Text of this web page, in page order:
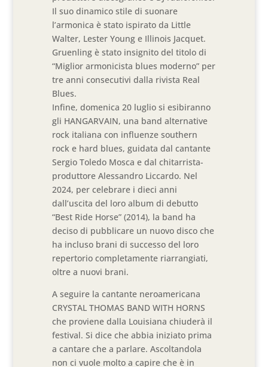
Il suo dinamico stile di suonare
l’armonica è stato ispirato da Little
Walter, Lester Young e Illinois Jacquet.
Gruenling è stato insignito del titolo di
“Miglior armonicista blues moderno” per
tre anni consecutivi dalla rivista Real
Blues.
Infine, domenica 20 luglio si esibiranno
gli HANGARVAIN, una band alternative
rock italiana con influenze southern
rock e hard blues, guidata dal cantante
Sergio Toledo Mosca e dal chitarrista-
produttore Alessandro Liccardo. Nel
2024, per celebrare i dieci anni
dall’uscita del loro album di debutto
“Best Ride Horse” (2014), la band ha
deciso di pubblicare un nuovo disco che
ha incluso brani di successo del loro
repertorio completamente riarrangiati,
oltre a nuovi brani.
A seguire la cantante neroamericana
CRYSTAL THOMAS BAND WITH HORNS
che proviene dalla Louisiana chiuderà il
festival. Si dice che abbia iniziato prima
a cantare che a parlare. Ascoltandola
non ci vuole molto a capire che è in